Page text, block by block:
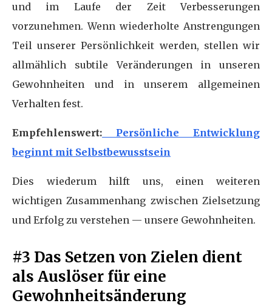
und im Laufe der Zeit Verbesserungen
vorzunehmen. Wenn wiederholte Anstrengungen
Teil unserer Persönlichkeit werden, stellen wir
allmählich subtile Veränderungen in unseren
Gewohnheiten und in unserem allgemeinen
Verhalten fest.
Empfehlenswert: Persönliche Entwicklung
beginnt mit Selbstbewusstsein
Dies wiederum hilft uns, einen weiteren
wichtigen Zusammenhang zwischen Zielsetzung
und Erfolg zu verstehen — unsere Gewohnheiten.
#3 Das Setzen von Zielen dient
als Auslöser für eine
Gewohnheitsänderung